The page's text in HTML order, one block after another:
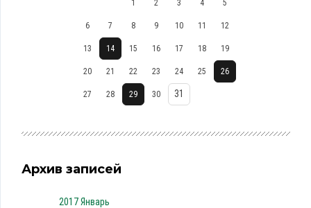
1 2 3 4 5
6 7 8 9 10 11 12
13 14 15 16 17 18 19
20 21 22 23 24 25 26
27 28 29 30 31
Архив записей
2017 Январь